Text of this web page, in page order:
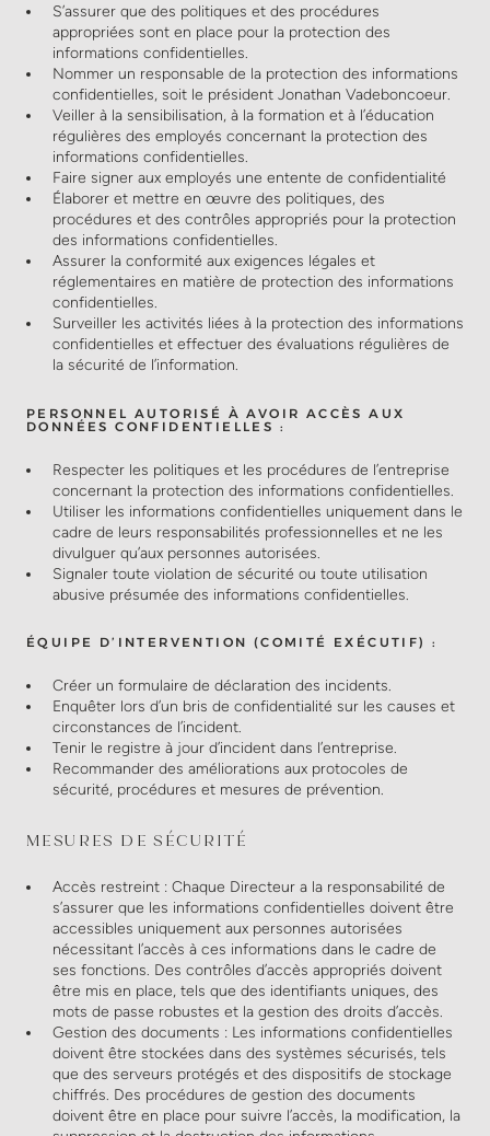
S’assurer que des politiques et des procédures
appropriées sont en place pour la protection des
informations confidentielles.
Nommer un responsable de la protection des informations
confidentielles, soit le président Jonathan Vadeboncoeur.
Veiller à la sensibilisation, à la formation et à l’éducation
régulières des employés concernant la protection des
informations confidentielles.
Faire signer aux employés une entente de confidentialité
Élaborer et mettre en œuvre des politiques, des
procédures et des contrôles appropriés pour la protection
des informations confidentielles.
Assurer la conformité aux exigences légales et
réglementaires en matière de protection des informations
confidentielles.
Surveiller les activités liées à la protection des informations
confidentielles et effectuer des évaluations régulières de
la sécurité de l’information.
PERSONNEL AUTORISÉ À AVOIR ACCÈS AUX
DONNÉES CONFIDENTIELLES :
Respecter les politiques et les procédures de l’entreprise
concernant la protection des informations confidentielles.
Utiliser les informations confidentielles uniquement dans le
cadre de leurs responsabilités professionnelles et ne les
divulguer qu’aux personnes autorisées.
Signaler toute violation de sécurité ou toute utilisation
abusive présumée des informations confidentielles.
ÉQUIPE D’INTERVENTION (COMITÉ EXÉCUTIF) :
Créer un formulaire de déclaration des incidents.
Enquêter lors d’un bris de confidentialité sur les causes et
circonstances de l’incident.
Tenir le registre à jour d’incident dans l’entreprise.
Recommander des améliorations aux protocoles de
sécurité, procédures et mesures de prévention.
MESURES DE SÉCURITÉ
Accès restreint : Chaque Directeur a la responsabilité de
s’assurer que les informations confidentielles doivent être
accessibles uniquement aux personnes autorisées
nécessitant l’accès à ces informations dans le cadre de
ses fonctions. Des contrôles d’accès appropriés doivent
être mis en place, tels que des identifiants uniques, des
mots de passe robustes et la gestion des droits d’accès.
Gestion des documents : Les informations confidentielles
doivent être stockées dans des systèmes sécurisés, tels
que des serveurs protégés et des dispositifs de stockage
chiffrés. Des procédures de gestion des documents
doivent être en place pour suivre l’accès, la modification, la